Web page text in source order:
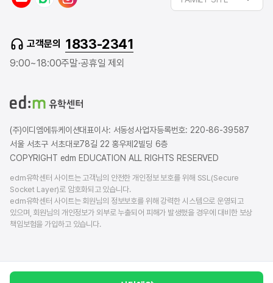
u
a
r
l
a
고객문의 1833-2341
9:00~18:00주말·공휴일 제외
(주)이디엠에듀케이션대표이사: 서동성사업자등록번호: 220-86-39587
서울 서초구 서초대로78길 22 홍우제2빌딩 6층
COPYRIGHT edm EDUCATION ALL RIGHTS RESERVED
edm유학센터 사이트는 고객님의 안전한 개인정보 보호를 위해 SSL(Secure
Socket Layer)로 암호화되고 있습니다.
edm유학센터 사이트는 회원님의 정보보호를 위해 강력한 시스템으로 운영되고
있으며, 회원님의 개인정보가 외부로 누출되어 피해가 발생했을 경우에 대비한 보상
책임보험을 가입하고 있습니다.